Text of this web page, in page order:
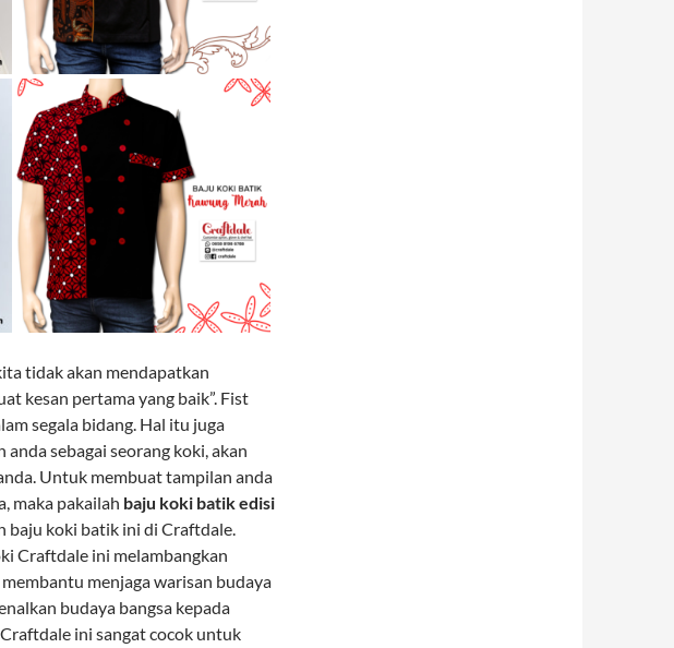
tidak akan mendapatkan
kesan pertama yang baik”. Fist
segala bidang. Hal itu juga
sebagai seorang koki, akan
Untuk membuat tampilan anda
maka pakailah baju koki batik edisi
baju koki batik ini di Craftdale.
Craftdale ini melambangkan
menjaga warisan budaya
budaya bangsa kepada
ini sangat cocok untuk